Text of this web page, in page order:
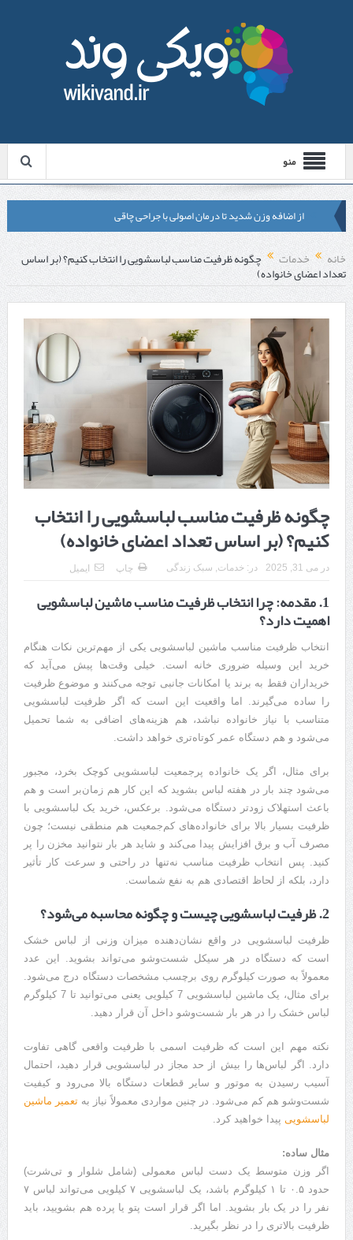
منو
از اضافه وزن شدید تا درمان اصولی با جراحی چاقی
لیزر موهای زائد شاتی یا رولی؟ مقایسه لیزرهای واقعی با شبه‌ لیزر در
مشهد
قبل از تماس با تعمیرکار ماشین ظرفشویی وستینگهاوس این موارد را
بررسی کنید
هزینه ایمپلنت دندان در ترکیه 1405 | قیمت، مزایا، معایب و مقایسه با
ایران
محصولات تراست؛ بهترین گزینه برای مراقبت از پوست
کلاس تیزهوشان برای چه دانش‌آموزانی ضروری‌تر است؟
آشنایی با هنر عاج کاری
7 سوئیت محبوب مشهد نزدیک حرم با غذا و نظر مسافران
درمان ترک های پوستی با لیزر در مشهد | لیزر فوتونا برای بهبود قطعی
استریا
طراحی در خدمت نظم؛ از قفسه ‌های یک‌ طرفه تا دو طرفه، روایت
هوشمندی در معماری فروشگاه
خانه خدمات چگونه ظرفیت مناسب لباسشویی را انتخاب کنیم؟ (بر اساس
تعداد اعضای خانواده)
چگونه ظرفیت مناسب لباسشویی را انتخاب
کنیم؟ (بر اساس تعداد اعضای خانواده)
در می 31, 2025 در: خدمات, سبک زندگی چاپ ایمیل
1. مقدمه: چرا انتخاب ظرفیت مناسب ماشین لباسشویی
اهمیت دارد؟
انتخاب ظرفیت مناسب ماشین لباسشویی یکی از مهم‌ترین نکات هنگام
خرید این وسیله ضروری خانه است. خیلی وقت‌ها پیش می‌آید که
خریداران فقط به برند یا امکانات جانبی توجه می‌کنند و موضوع ظرفیت
را ساده می‌گیرند. اما واقعیت این است که اگر ظرفیت لباسشویی
متناسب با نیاز خانواده نباشد، هم هزینه‌های اضافی به شما تحمیل
می‌شود و هم دستگاه عمر کوتاه‌تری خواهد داشت.
برای مثال، اگر یک خانواده پرجمعیت لباسشویی کوچک بخرد، مجبور
می‌شود چند بار در هفته لباس بشوید که این کار هم زمان‌بر است و هم
باعث استهلاک زودتر دستگاه می‌شود. برعکس، خرید یک لباسشویی با
ظرفیت بسیار بالا برای خانواده‌های کم‌جمعیت هم منطقی نیست؛ چون
مصرف آب و برق افزایش پیدا می‌کند و شاید هر بار نتوانید مخزن را پر
کنید. پس انتخاب ظرفیت مناسب نه‌تنها در راحتی و سرعت کار تأثیر
دارد، بلکه از لحاظ اقتصادی هم به نفع شماست.
2. ظرفیت لباسشویی چیست و چگونه محاسبه می‌شود؟
ظرفیت لباسشویی در واقع نشان‌دهنده میزان وزنی از لباس خشک
است که دستگاه در هر سیکل شست‌وشو می‌تواند بشوید. این عدد
معمولاً به صورت کیلوگرم روی برچسب مشخصات دستگاه درج می‌شود.
برای مثال، یک ماشین لباسشویی 7 کیلویی یعنی می‌توانید تا 7 کیلوگرم
لباس خشک را در هر بار شست‌وشو داخل آن قرار دهید.
نکته مهم این است که ظرفیت اسمی با ظرفیت واقعی گاهی تفاوت
دارد. اگر لباس‌ها را بیش از حد مجاز در لباسشویی قرار دهید، احتمال
آسیب رسیدن به موتور و سایر قطعات دستگاه بالا می‌رود و کیفیت
شست‌وشو هم کم می‌شود. در چنین مواردی معمولاً نیاز بهتعمیر ماشین
لباسشوییپیدا خواهید کرد.
مثال ساده:
اگر وزن متوسط یک دست لباس معمولی (شامل شلوار و تی‌شرت)
حدود ۰.۵ تا ۱ کیلوگرم باشد، یک لباسشویی ۷ کیلویی می‌تواند لباس ۷
نفر را در یک بار بشوید. اما اگر قرار است پتو یا پرده هم بشویید، باید
ظرفیت بالاتری را در نظر بگیرید.